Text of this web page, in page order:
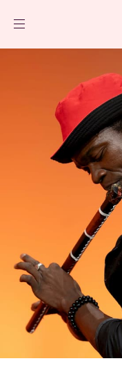
Agenda
Projecten
Nieuws
AB ❤ you
Zaalhuur